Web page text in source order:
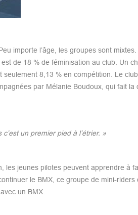
importe l’âge, les groupes sont
de 18 % de féminisation au club. Un
seulement 8,13 % en compétition. Le
par Mélanie Boudoux, qui fait la
un premier pied à l’étrier. »
les jeunes pilotes peuvent apprendre à
le BMX, ce groupe de mini-riders
un BMX.